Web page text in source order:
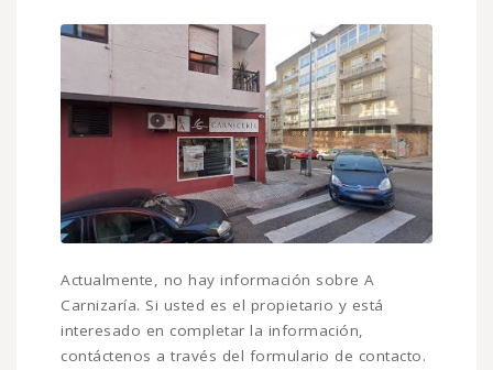
Actualmente, no hay información sobre A
Carnizaría. Si usted es el propietario y está
interesado en completar la información,
contáctenos a través del formulario de contacto.